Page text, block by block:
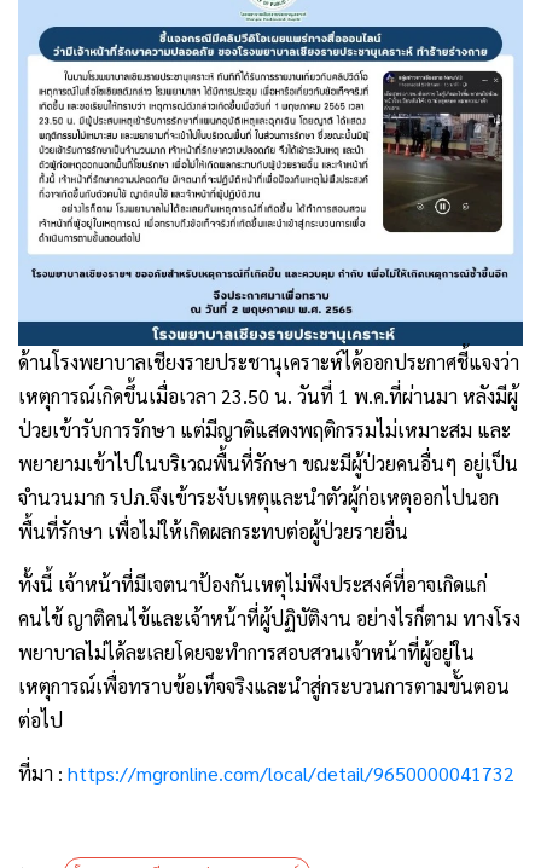
ด้านโรงพยาบาลเชียงรายประชานุเคราะห์ได้ออกประกาศชี้แจงว่า
เหตุการณ์เกิดขึ้นเมื่อเวลา 23.50 น. วันที่ 1 พ.ค.ที่ผ่านมา หลังมีผู้
ป่วยเข้ารับการรักษา แต่มีญาติแสดงพฤติกรรมไม่เหมาะสม และ
พยายามเข้าไปในบริเวณพื้นที่รักษา ขณะมีผู้ป่วยคนอื่นๆ อยู่เป็น
จำนวนมาก รปภ.จึงเข้าระงับเหตุและนำตัวผู้ก่อเหตุออกไปนอก
พื้นที่รักษา เพื่อไม่ให้เกิดผลกระทบต่อผู้ป่วยรายอื่น
ทั้งนี้ เจ้าหน้าที่มีเจตนาป้องกันเหตุไม่พึงประสงค์ที่อาจเกิดแก่
คนไข้ ญาติคนไข้และเจ้าหน้าที่ผู้ปฏิบัติงาน อย่างไรก็ตาม ทางโรง
พยาบาลไม่ได้ละเลยโดยจะทำการสอบสวนเจ้าหน้าที่ผู้อยู่ใน
เหตุการณ์เพื่อทราบข้อเท็จจริงและนำสู่กระบวนการตามขั้นตอน
ต่อไป
ที่มา : https://mgronline.com/local/detail/9650000041732